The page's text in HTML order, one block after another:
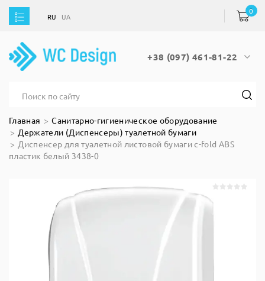
UA
+38 (097) 461-81-22
RU UA
0
Главная
Санитарно-гигиеническое оборудование
Держатели (Диспенсеры) туалетной бумаги
Диспенсер для туалетной листовой бумаги с-fold ABS
пластик белый 3438-0